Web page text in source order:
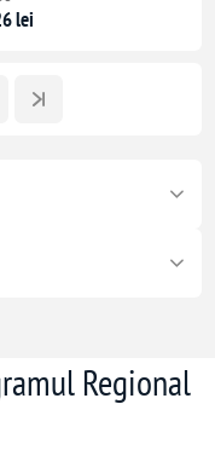
lei
Regional